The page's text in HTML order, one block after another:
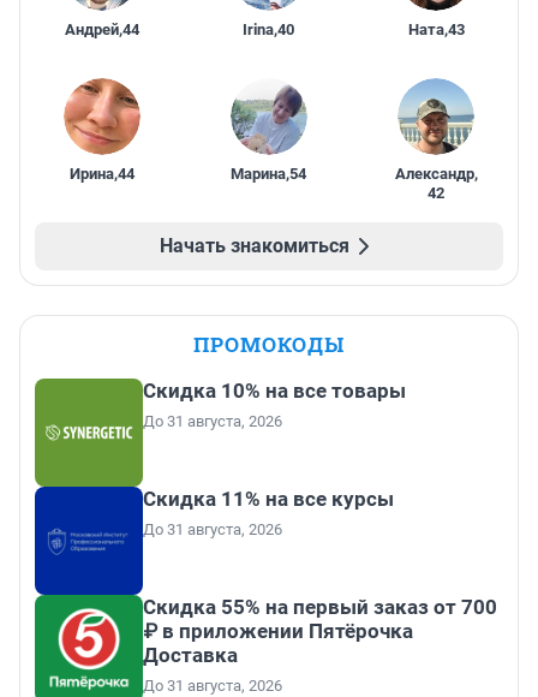
Андрей,44 Irina,40 Ната,43
Ирина,44 Марина,54 Александр,
42
Начать знакомиться
ПРОМОКОДЫ
Скидка 10% на все товары
До 31 августа, 2026
Скидка 11% на все курсы
До 31 августа, 2026
Скидка 55% на первый заказ от 700
₽ в приложении Пятёрочка
Доставка
До 31 августа, 2026